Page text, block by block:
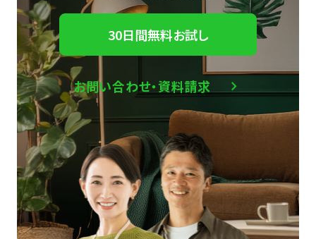
30日間無料お試し
お問い合わせ・資料請求